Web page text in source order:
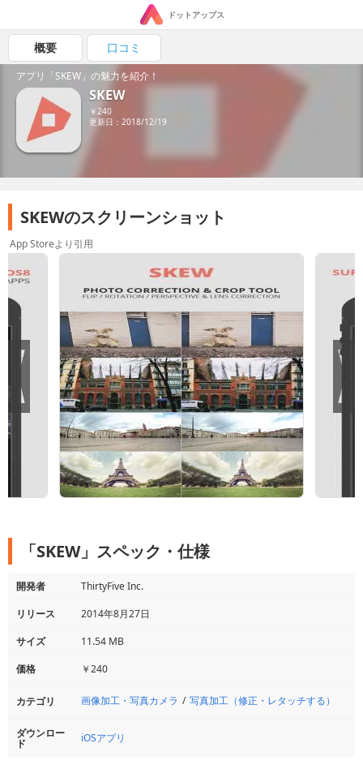
ドットアップス
概要 口コミ
アプリ「SKEW」の魅力を紹介！
SKEW
￥240
更新日：2018/12/19
SKEWのスクリーンショット
App Storeより引用
「SKEW」スペック・仕様
開発者
ThirtyFive Inc.
リリース
2014年8月27日
サイズ
11.54 MB
価格
￥240
カテゴリ 画像加工・写真カメラ 写真加工（修正・レタッチする）
ダウンロー
ド iOSアプリ